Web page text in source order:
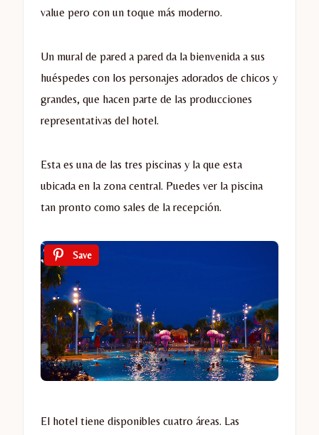
value pero con un toque más moderno.
Un mural de pared a pared da la bienvenida a sus
huéspedes con los personajes adorados de chicos y
grandes, que hacen parte de las producciones
representativas del hotel.
Esta es una de las tres piscinas y la que esta
ubicada en la zona central. Puedes ver la piscina
tan pronto como sales de la recepción.
Save
El hotel tiene disponibles cuatro áreas. Las